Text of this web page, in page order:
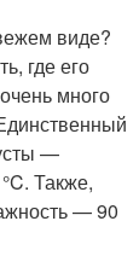
виде?
где его
много
—
Также,
— 90